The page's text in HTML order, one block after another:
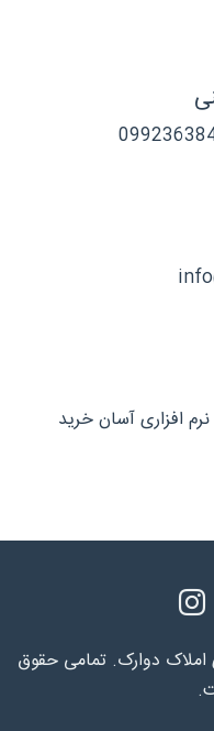
افزاری آسان خرید
املاک دوارک. تمامی حقوق